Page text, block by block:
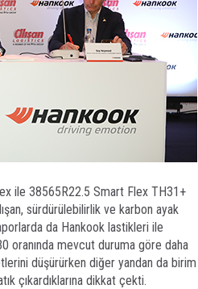
ile 38565R22.5 Smart Flex TH31+
sürdürülebilirlik ve karbon ayak
da Hankook lastikleri ile
oranında mevcut duruma göre daha
düşürürken diğer yandan da birim
çıkardıklarına dikkat çekti.